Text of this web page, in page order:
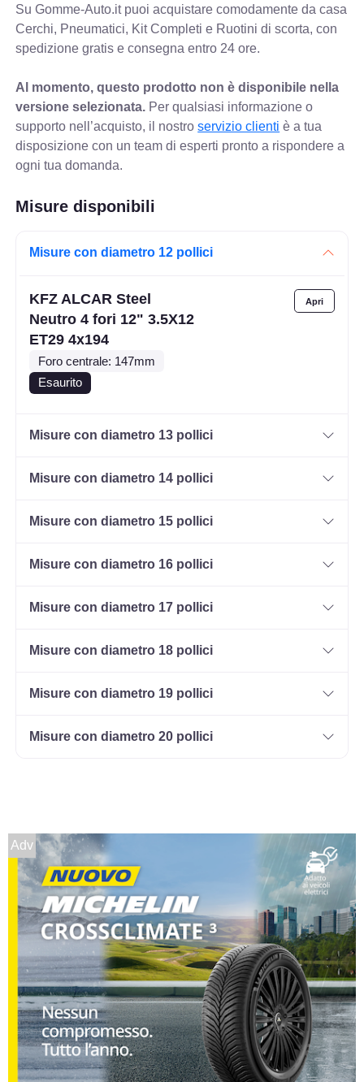
Su Gomme-Auto.it puoi acquistare comodamente da casa
Cerchi, Pneumatici, Kit Completi e Ruotini di scorta, con
spedizione gratis e consegna entro 24 ore.
Al momento, questo prodotto non è disponibile nella
versione selezionata. Per qualsiasi informazione o
supporto nell’acquisto, il nostroservizio clienti è a tua
disposizione con un team di esperti pronto a rispondere a
ogni tua domanda.
Misure disponibili
Misure con diametro 12 pollici
KFZ ALCAR Steel
Neutro 4 fori 12" 3.5X12
ET29 4x194
Foro centrale: 147mm
Esaurito
Misure con diametro 13 pollici
Misure con diametro 14 pollici
Misure con diametro 15 pollici
Misure con diametro 16 pollici
Misure con diametro 17 pollici
Misure con diametro 18 pollici
Misure con diametro 19 pollici
Misure con diametro 20 pollici
Adv